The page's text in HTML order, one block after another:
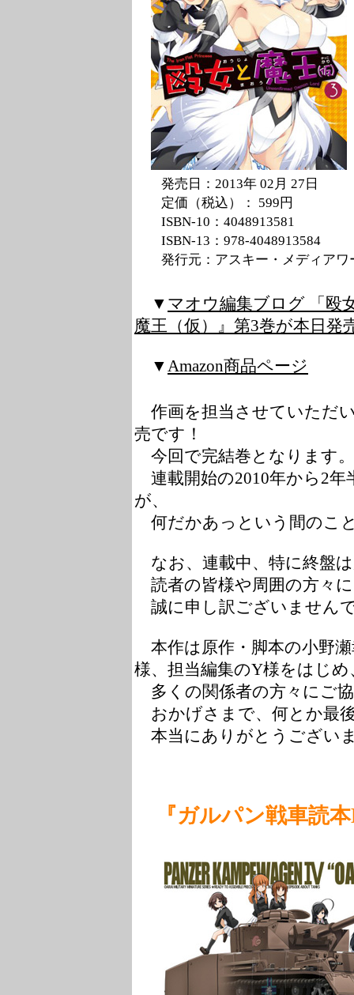
発売日：2013年 02月 27日
定価（税込）： 599円
ISBN-10：4048913581
ISBN-13： 978-4048913584
発行元：アスキー・メディアワ
▼ マオウ編集ブログ 「殴
魔王（仮）』第3巻が本日発
▼ Amazon商品ページ
作画を担当させていただ
売です！
今回で完結巻となります。
連載開始の2010年から2年
が、
何だかあっという間のこ
なお、連載中、特に終盤
読者の皆様や周囲の方々
誠に申し訳ございません
本作は原作・脚本の小野
様、担当編集のY様をはじめ
多くの関係者の方々にご
おかげさまで、何とか最
本当にありがとうござい
『ガルパン戦車読本